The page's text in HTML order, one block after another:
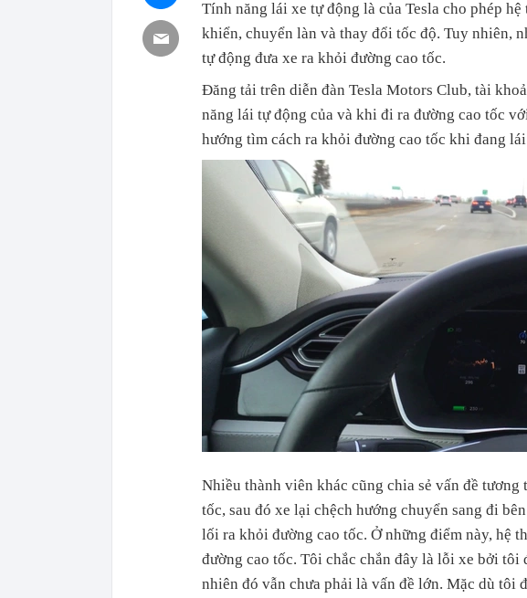
Tính năng lái xe tự động là của Tesla cho phép
khiển, chuyển làn và thay đổi tốc độ. Tuy nhiên,
tự động đưa xe ra khỏi đường cao tốc.
Đăng tải trên diễn đàn Tesla Motors Club, tài
năng lái tự động của và khi đi ra đường cao tốc
hướng tìm cách ra khỏi đường cao tốc khi đang
Nhiều thành viên khác cũng chia sẻ vấn đề
tốc, sau đó xe lại chệch hướng chuyển sang đi
lối ra khỏi đường cao tốc. Ở những điểm này, hệ
đường cao tốc. Tôi chắc chắn đây là lỗi xe bởi tôi
nhiên đó vẫn chưa phải là vấn đề lớn. Mặc dù tôi